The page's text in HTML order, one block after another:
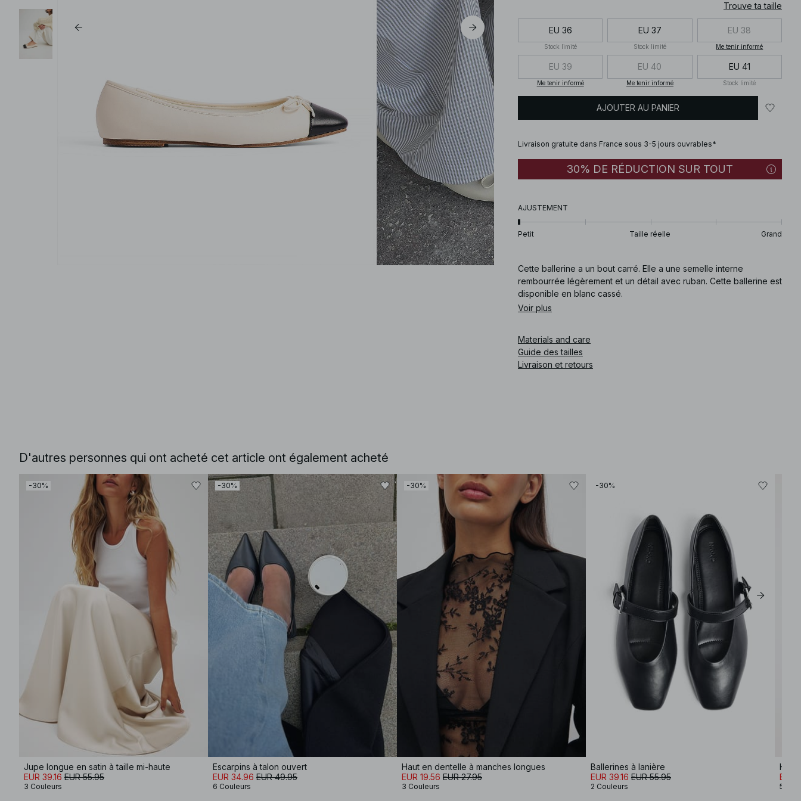
Trouve ta taille
EU 36
Stock limité
EU 37
Stock limité
EU 38
Me tenir informé
EU 39
Me tenir informé
EU 40
Me tenir informé
EU 41
Stock limité
AJOUTER AU PANIER
Livraison gratuite dans France sous 3-5 jours ouvrables*
30% DE RÉDUCTION SUR TOUT
AJUSTEMENT
Petit Taille réelle Grand
Cette ballerine a un bout carré. Elle a une semelle interne
rembourrée légèrement et un détail avec ruban. Cette ballerine est
disponible en blanc cassé.
Voir plus
Materials and care
Guide des tailles
Livraison et retours
D'autres personnes qui ont acheté cet article ont également acheté
-30%
Jupe longue en satin à taille mi-haute
EUR 39.16 EUR 55.95
3 Couleurs
-30%
Escarpins à talon ouvert
EUR 34.96 EUR 49.95
6 Couleurs
-30%
Haut en dentelle à manches longues
EUR 19.56 EUR 27.95
3 Couleurs
-30%
Ballerines à lanière
EUR 39.16 EUR 55.95
2 Couleurs
Haut
EUR
5